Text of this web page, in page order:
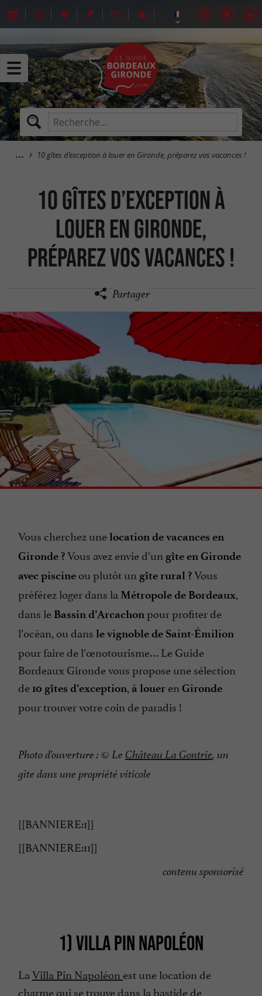
10 gîtes d’exception à louer en Gironde, préparez vos vacances !
10 gîtes d’exception à
louer en Gironde,
préparez vos vacances !
Partager
Vous cherchez unelocation de vacances en
Gironde?Vous avez envie d’un gîte en Gironde
avec piscine ou plutôt un gîte rural ?Vous
préférez loger dans la Métropole de Bordeaux,
dans le Bassin d’Arcachonpour profiter de
l’océan, ou dans le vignoble de Saint-Émilion
pour faire de l’œnotourisme… Le Guide
Bordeaux Gironde vous propose une sélection
de 10 gîtes d’exception, à louer en Gironde
pour trouver votre coin de paradis !
Photo d’ouverture : © Le Château La Gontrie, un
gîte dans une propriété viticole
[[BANNIERE:1]]
[[BANNIERE:11]]
contenu sponsorisé
1) VILLA PIN NAPOLÉON
LaVilla Pin Napoléon est une location de
charme qui se trouve dans la bastide de